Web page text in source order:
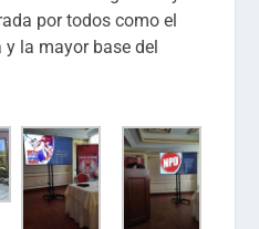
por todos como el
y la mayor base del